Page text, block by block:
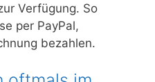
Verfügung. So
per PayPal,
bezahlen.